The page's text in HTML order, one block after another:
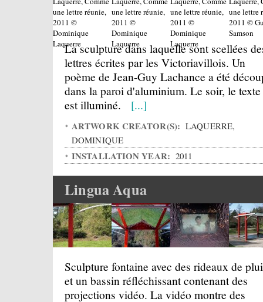
La sculpture dans laquelle sont scellées
lettres écrites par les Victoriavillois. Un
poème de Jean-Guy Lachance a été
dans la paroi d'aluminium. Le soir, le texte
est illuminé. [...]
ARTWORK CREATOR(S): LAQUERRE,
DOMINIQUE
INSTALLATION YEAR: 2011
Lingua Aqua
Sculpture fontaine avec des rideaux de
et un bassin réfléchissant contenant des
projections vidéo. La vidéo montre des